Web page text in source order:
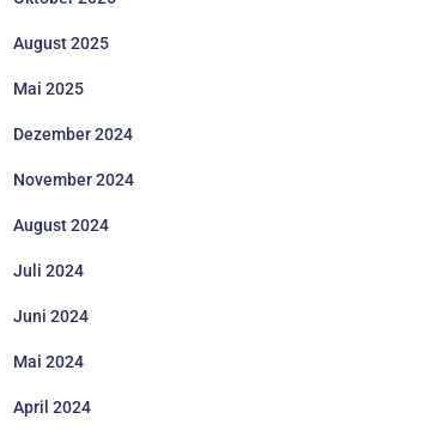
August 2025
Mai 2025
Dezember 2024
November 2024
August 2024
Juli 2024
Juni 2024
Mai 2024
April 2024